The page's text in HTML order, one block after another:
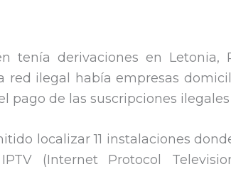
tenía derivaciones en Letonia,
red ilegal había empresas
pago de las suscripciones
localizar 11 instalaciones
(Internet Protocol